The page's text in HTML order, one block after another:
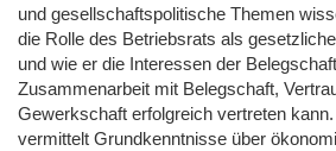
und gesellschaftspolitische Themen
die Rolle des Betriebsrats als
und wie er die Interessen der
Zusammenarbeit mit Belegschaft,
Gewerkschaft erfolgreich vertreten
vermittelt Grundkenntnisse über